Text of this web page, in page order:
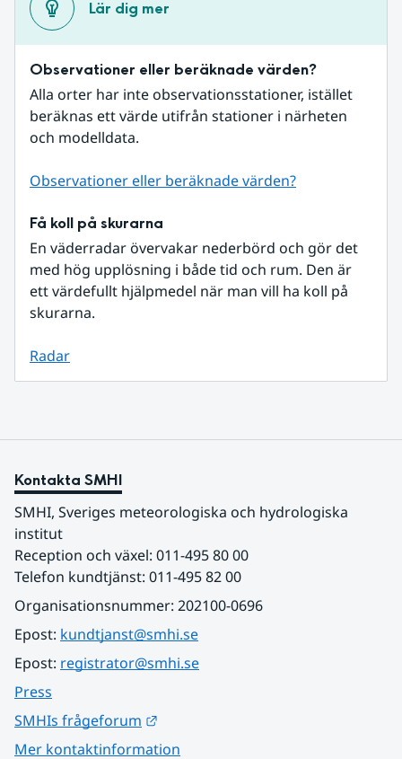
Lär dig mer
Observationer eller beräknade värden?
Alla orter har inte observationsstationer, istället
beräknas ett värde utifrån stationer i närheten
och modelldata.
Observationer eller beräknade värden?
Få koll på skurarna
En väderradar övervakar nederbörd och gör det
med hög upplösning i både tid och rum. Den är
ett värdefullt hjälpmedel när man vill ha koll på
skurarna.
Radar
Kontakta SMHI
SMHI, Sveriges meteorologiska och hydrologiska
institut
Reception och växel: 011-495 80 00
Telefon kundtjänst: 011-495 82 00
Organisationsnummer: 202100-0696
Epost: kundtjanst@smhi.se
Epost: registrator@smhi.se
Press
SMHIs frågeforum
Mer kontaktinformation